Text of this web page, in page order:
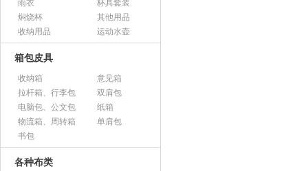
雨衣
杯具套装
焖烧杯
其他用品
收纳用品
运动水壶
箱包皮具
收纳箱
意见箱
拉杆箱、行李包
双肩包
电脑包、公文包
纸箱
物流箱、周转箱
单肩包
书包
各种布类